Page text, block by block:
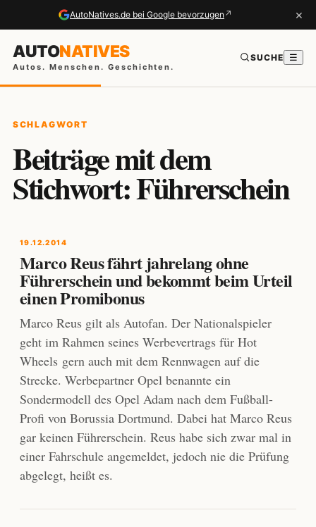
AutoNatives.de bei Google bevorzugen ↗ ×
AUTONATIVES
Autos. Menschen. Geschichten.
SUCHE ☰
SCHLAGWORT
Beiträge mit dem
Stichwort: Führerschein
19.12.2014
Marco Reus fährt jahrelang ohne
Führerschein und bekommt beim Urteil
einen Promibonus
Marco Reus gilt als Autofan. Der Nationalspieler
geht im Rahmen seines Werbevertrags für Hot
Wheels gern auch mit dem Rennwagen auf die
Strecke. Werbepartner Opel benannte ein
Sondermodell des Opel Adam nach dem Fußball-
Profi von Borussia Dortmund. Dabei hat Marco Reus
gar keinen Führerschein. Reus habe sich zwar mal in
einer Fahrschule angemeldet, jedoch nie die Prüfung
abgelegt, heißt es.